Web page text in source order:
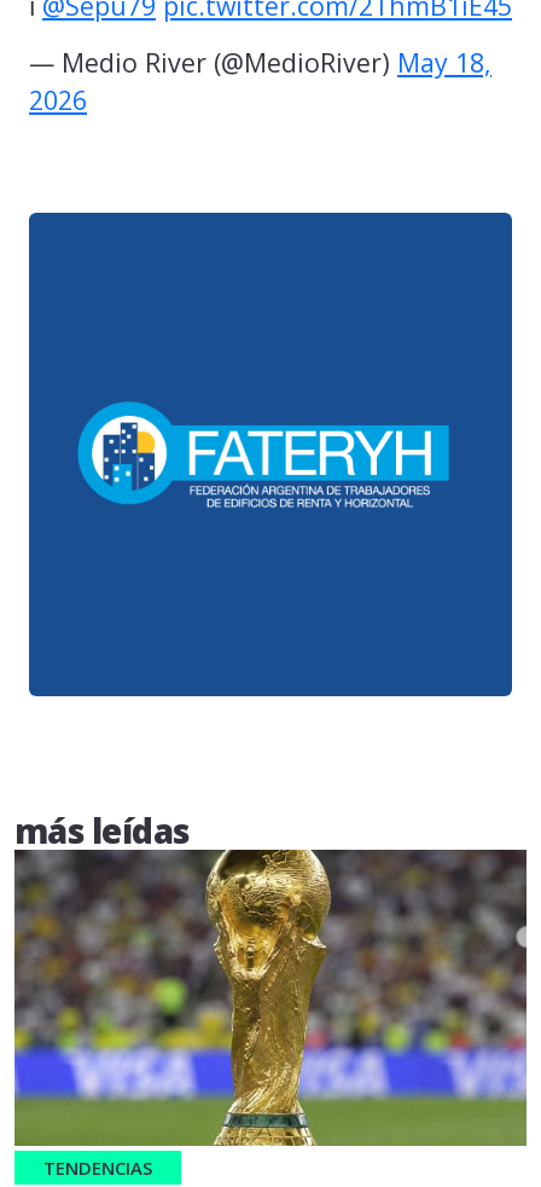
— Medio River (@MedioRiver) May 18,
2026
más leídas
TENDENCIAS